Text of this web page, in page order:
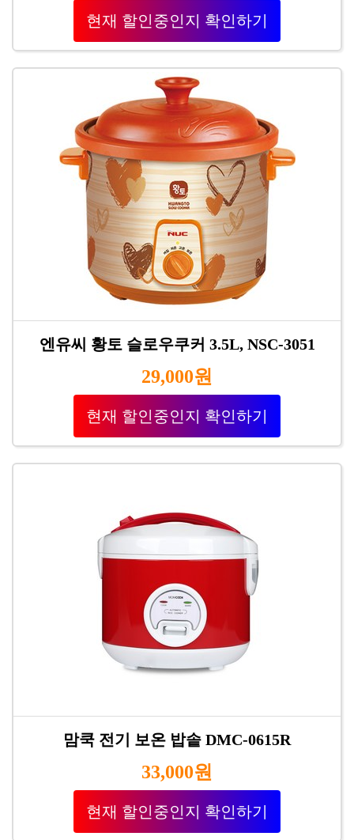
현재 할인중인지 확인하기
엔유씨 황토 슬로우쿠커 3.5L, NSC-3051
29,000원
현재 할인중인지 확인하기
맘쿡 전기 보온 밥솥 DMC-0615R
33,000원
현재 할인중인지 확인하기